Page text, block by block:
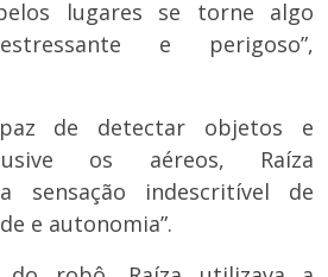
lugares se torne algo
e perigoso”,
de detectar objetos e
os aéreos, Raíza
sensação indescritível de
e autonomia”.